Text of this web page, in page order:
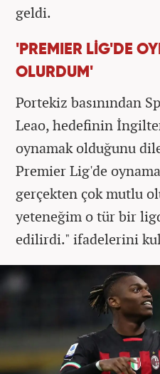
geldi.
'PREMIER LİG'DE
OLURDUM'
Portekiz basınından
Leao, hedefinin
oynamak olduğunu
Premier Lig'de
gerçekten çok mutlu
yeteneğim o tür bir
edilirdi." ifadelerini